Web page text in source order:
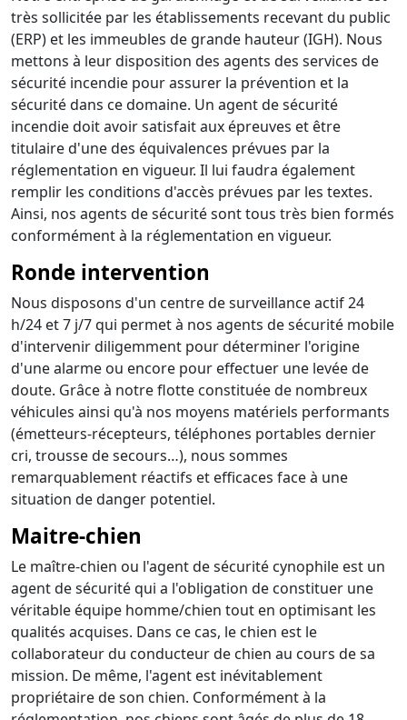
très sollicitée par les établissements recevant du public
(ERP) et les immeubles de grande hauteur (IGH). Nous
mettons à leur disposition des agents des services de
sécurité incendie pour assurer la prévention et la
sécurité dans ce domaine. Un agent de sécurité
incendie doit avoir satisfait aux épreuves et être
titulaire d'une des équivalences prévues par la
réglementation en vigueur. Il lui faudra également
remplir les conditions d'accès prévues par les textes.
Ainsi, nos agents de sécurité sont tous très bien formés
conformément à la réglementation en vigueur.
Ronde intervention
Nous disposons d'un centre de surveillance actif 24
h/24 et 7 j/7 qui permet à nos agents de sécurité mobile
d'intervenir diligemment pour déterminer l'origine
d'une alarme ou encore pour effectuer une levée de
doute. Grâce à notre flotte constituée de nombreux
véhicules ainsi qu'à nos moyens matériels performants
(émetteurs-récepteurs, téléphones portables dernier
cri, trousse de secours…), nous sommes
remarquablement réactifs et efficaces face à une
situation de danger potentiel.
Maitre-chien
Le maître-chien ou l'agent de sécurité cynophile est un
agent de sécurité qui a l'obligation de constituer une
véritable équipe homme/chien tout en optimisant les
qualités acquises. Dans ce cas, le chien est le
collaborateur du conducteur de chien au cours de sa
mission. De même, l'agent est inévitablement
propriétaire de son chien. Conformément à la